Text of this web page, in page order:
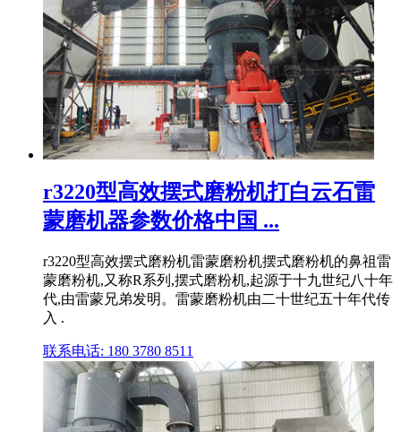
r3220型高效摆式磨粉机打白云石雷
蒙磨机器参数价格中国 ...
r3220型高效摆式磨粉机雷蒙磨粉机摆式磨粉机的鼻祖雷
蒙磨粉机,又称R系列,摆式磨粉机,起源于十九世纪八十年
代,由雷蒙兄弟发明。雷蒙磨粉机由二十世纪五十年代传
入 .
联系电话: 180 3780 8511